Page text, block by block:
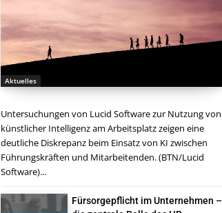
Aktuelles
Untersuchungen von Lucid Software zur Nutzung von
künstlicher Intelligenz am Arbeitsplatz zeigen eine
deutliche Diskrepanz beim Einsatz von KI zwischen
Führungskräften und Mitarbeitenden. (BTN/Lucid
Software)...
Fürsorgepflicht im Unternehmen –